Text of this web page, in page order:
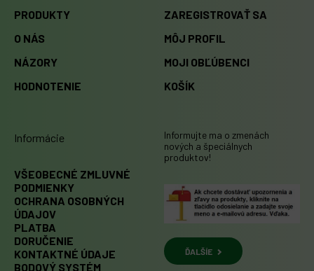
PRODUKTY
O NÁS
NÁZORY
HODNOTENIE
ZAREGISTROVAŤ SA
MÔJ PROFIL
MOJI OBĽÚBENCI
KOŠÍK
Informácie
VŠEOBECNÉ ZMLUVNÉ
PODMIENKY
OCHRANA OSOBNÝCH
ÚDAJOV
PLATBA
DORUČENIE
KONTAKTNÉ ÚDAJE
BODOVÝ SYSTÉM
Informujte ma o zmenách
nových a špeciálnych
produktov!
ĎALŠÍE